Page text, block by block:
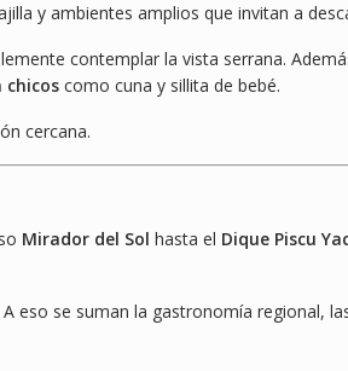
y ambientes amplios que invitan a
contemplar la vista serrana.
como cuna y sillita de bebé.
cercana.
Mirador del Sol hasta el Dique Piscu
eso se suman la gastronomía regional,